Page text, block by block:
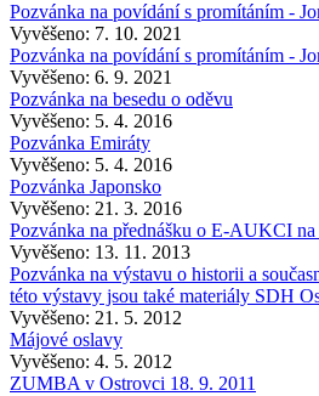
Pozvánka na povídání s promítáním -
Vyvěšeno: 7. 10. 2021
Pozvánka na povídání s promítáním -
Vyvěšeno: 6. 9. 2021
Pozvánka na besedu o oděvu
Vyvěšeno: 5. 4. 2016
Pozvánka Emiráty
Vyvěšeno: 5. 4. 2016
Pozvánka Japonsko
Vyvěšeno: 21. 3. 2016
Pozvánka na přednášku o E-AUKCI
Vyvěšeno: 13. 11. 2013
Pozvánka na výstavu o historii a
této výstavy jsou také materiály SDH
Vyvěšeno: 21. 5. 2012
Májové oslavy
Vyvěšeno: 4. 5. 2012
ZUMBA v Ostrovci 18. 9. 2011